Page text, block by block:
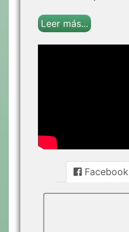
Leer más...
Facebook